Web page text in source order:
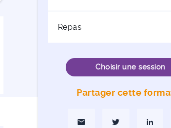
Repas
Choisir une session
Partager cette
Partager par MailPartager sur